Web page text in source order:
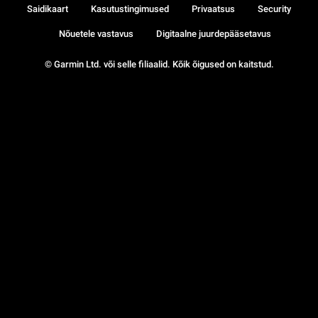
© Garmin Ltd. või selle filiaalid. Kõik õigused on kaitstud.
Saidikaart Kasutustingimused Privaatsus Security
Nõuetele vastavus Digitaalne juurdepääsetavus